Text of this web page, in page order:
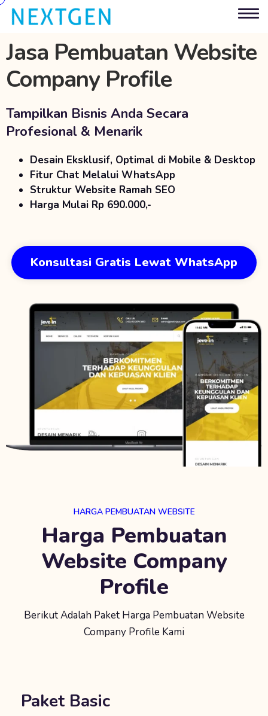
Jasa Pembuatan Website
Company Profile
Tampilkan Bisnis Anda Secara
Profesional & Menarik
Desain Eksklusif, Optimal di Mobile & Desktop
Fitur Chat Melalui WhatsApp
Struktur Website Ramah SEO
Harga Mulai Rp 690.000,-
Konsultasi Gratis Lewat WhatsApp
HARGA PEMBUATAN WEBSITE
Harga Pembuatan
Website Company
Profile
Berikut Adalah Paket Harga Pembuatan Website
Company Profile Kami
Paket Basic